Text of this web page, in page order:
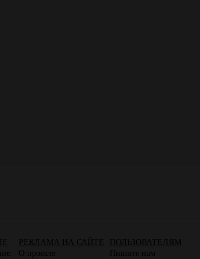
РЕКЛАМА НА САЙТЕ
О проекте
ПОЛЬЗОВАТЕЛЯМ
Пишите нам